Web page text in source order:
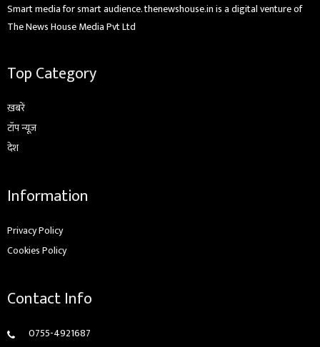
Smart media for smart audience. thenewshouse.in is a digital venture of
The News House Media Pvt Ltd
Top Category
ख़बरें
टॉप न्यूज़
देश
Information
Privacy Policy
Cookies Policy
Contact Info
0755-4921687